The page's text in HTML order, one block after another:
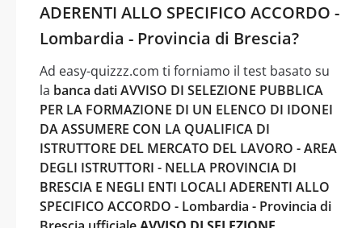
ADERENTI ALLO SPECIFICO ACCORDO -
Lombardia - Provincia di Brescia?
Ad easy-quizzz.com ti forniamo il test basato su
la banca dati AVVISO DI SELEZIONE PUBBLICA
PER LA FORMAZIONE DI UN ELENCO DI IDONEI
DA ASSUMERE CON LA QUALIFICA DI
ISTRUTTORE DEL MERCATO DEL LAVORO - AREA
DEGLI ISTRUTTORI - NELLA PROVINCIA DI
BRESCIA E NEGLI ENTI LOCALI ADERENTI ALLO
SPECIFICO ACCORDO - Lombardia - Provincia di